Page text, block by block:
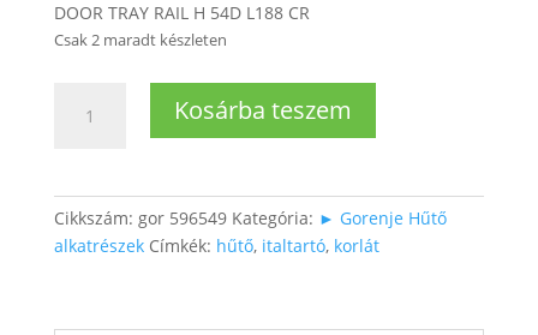
DOOR TRAY RAIL H 54D L188 CR
Csak 2 maradt készleten
italtrató
Kosárba teszem
Cikkszám: gor 596549 Kategória: ► Gorenje Hűtő
alkatrészek Címkék: hűtő, italtartó, korlát